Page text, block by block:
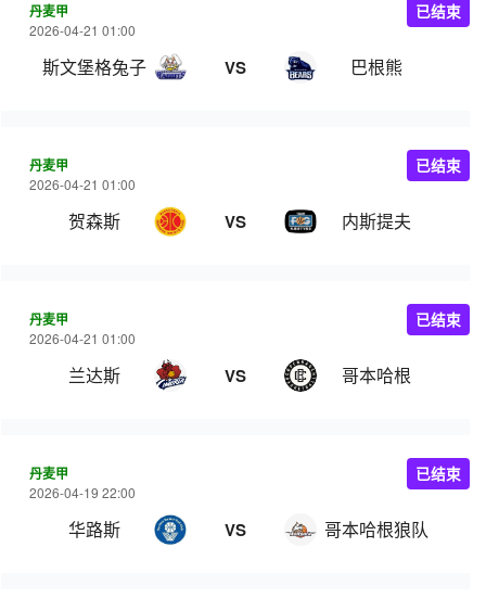
丹麦甲
2026-04-21 01:00
斯文堡格兔子 VS 巴根熊
已结束
丹麦甲
2026-04-21 01:00
贺森斯 VS 内斯提夫
已结束
丹麦甲
2026-04-21 01:00
兰达斯 VS 哥本哈根
已结束
丹麦甲
2026-04-19 22:00
华路斯 VS 哥本哈根狼队
已结束